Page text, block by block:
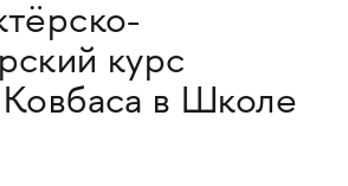
курс
в Школе